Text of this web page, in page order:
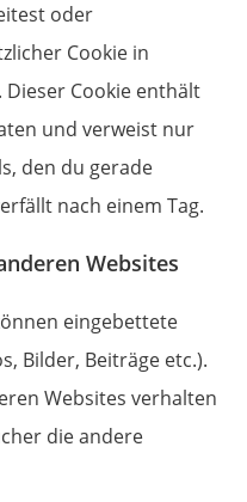
oder
Cookie in
Cookie enthält
und verweist nur
den du gerade
nach einem Tag.
Websites
eingebettete
Bilder, Beiträge etc.).
Websites verhalten
die andere